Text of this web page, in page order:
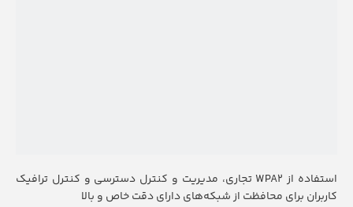
استفاده از WPA2 تجاری، مدیریت و کنترل دسترسی و کنترل ترافیک
کاربران برای محافظت از شبکه‌های دارای دقت خاص و بالا